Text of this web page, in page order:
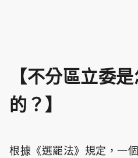
【不分區立委
的？】
根據《選罷法》規定，一